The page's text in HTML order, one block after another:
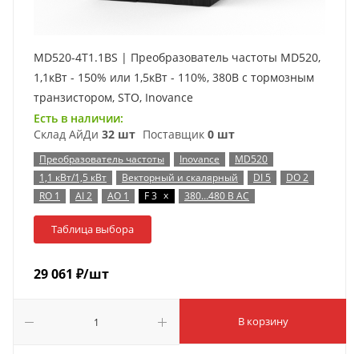
MD520-4T1.1BS | Преобразователь частоты MD520,
1,1кВт - 150% или 1,5кВт - 110%, 380В с тормозным
транзистором, STO, Inovance
Есть в наличии:
Склад АйДи 32 шт Поставщик 0 шт
Преобразователь частоты Inovance
MD520
1,1 кВт/1,5 кВт
Векторный и скалярный DI 5
DO 2
RO 1
AI 2 AO 1 F 3 x 380…480 В AC
Таблица выбора
29 061 ₽/шт
В корзину